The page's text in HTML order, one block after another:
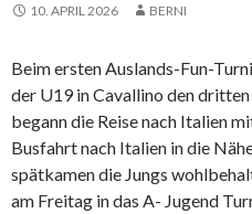
10. APRIL 2026 BERNI
Beim ersten Auslands-Fun-
der U19 in Cavallino den
begann die Reise nach Italien
Busfahrt nach Italien in die
spätkamen die Jungs
am Freitag in das A- Jugend